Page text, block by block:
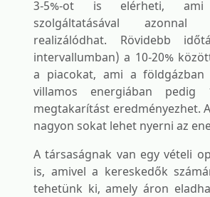
3-5%-ot is elérheti, ami
szolgáltatásával azonnal
realizálódhat. Rövidebb
intervallumban) a 10-20%
a piacokat, ami a földgázban
villamos energiában pedig
megtakarítást eredményezhet.
nagyon sokat lehet nyerni az
A társaságnak van egy vételi
is, amivel a kereskedők
tehetünk ki, amely áron